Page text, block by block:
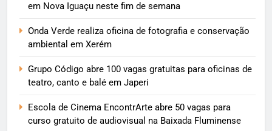
em Nova Iguaçu neste fim de semana
Onda Verde realiza oficina de fotografia e conservação
ambiental em Xerém
Grupo Código abre 100 vagas gratuitas para oficinas de
teatro, canto e balé em Japeri
Escola de Cinema EncontrArte abre 50 vagas para
curso gratuito de audiovisual na Baixada Fluminense